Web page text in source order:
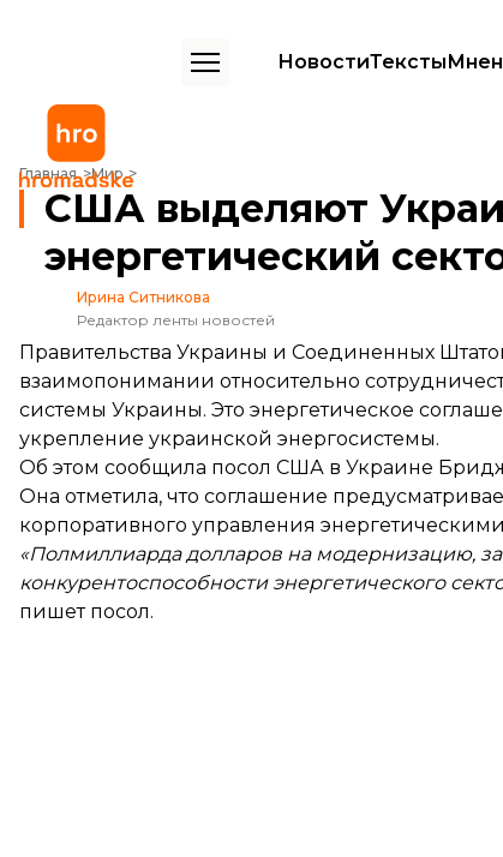
НовостиТексты
Главная Мир
США выделяют Украине $522 млн на энергетический сектор.
США выделяют
энергетический
Ирина Ситникова
Редактор ленты новостей
Правительства Украины и Соединенных
взаимопонимании относительно
системы Украины. Это энергетическое
укрепление украинской энергосистемы.
Об этом сообщила посол США в Украине
Она отметила, что соглашение
корпоративного управления
«Полмиллиарда долларов на модернизацию,
конкурентоспособности энергетического
пишет посол.